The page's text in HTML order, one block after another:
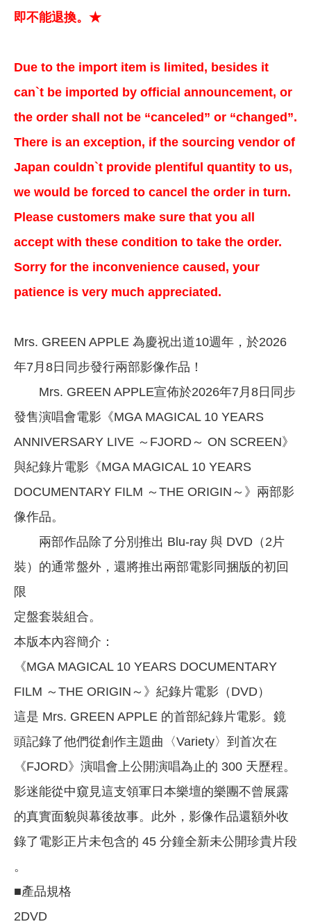
即不能退換。★
Due to the import item is limited, besides it
can`t be imported by official announcement, or
the order shall not be “canceled” or “changed”.
There is an exception, if the sourcing vendor of
Japan couldn`t provide plentiful quantity to us,
we would be forced to cancel the order in turn.
Please customers make sure that you all
accept with these condition to take the order.
Sorry for the inconvenience caused, your
patience is very much appreciated.
Mrs. GREEN APPLE 為慶祝出道10週年，於2026
年7月8日同步發行兩部影像作品！
Mrs. GREEN APPLE宣佈於2026年7月8日同步
發售演唱會電影《MGA MAGICAL 10 YEARS
ANNIVERSARY LIVE ～FJORD～ ON SCREEN》
與紀錄片電影《MGA MAGICAL 10 YEARS
DOCUMENTARY FILM ～THE ORIGIN～》兩部影
像作品。
兩部作品除了分別推出 Blu-ray 與 DVD（2片
裝）的通常盤外，還將推出兩部電影同捆版的初回
限
定盤套裝組合。
本版本內容簡介：
《MGA MAGICAL 10 YEARS DOCUMENTARY
FILM ～THE ORIGIN～》紀錄片電影（DVD）
這是 Mrs. GREEN APPLE 的首部紀錄片電影。鏡
頭記錄了他們從創作主題曲〈Variety〉到首次在
《FJORD》演唱會上公開演唱為止的 300 天歷程。
影迷能從中窺見這支領軍日本樂壇的樂團不曾展露
的真實面貌與幕後故事。此外，影像作品還額外收
錄了電影正片未包含的 45 分鐘全新未公開珍貴片段
。
■產品規格
2DVD